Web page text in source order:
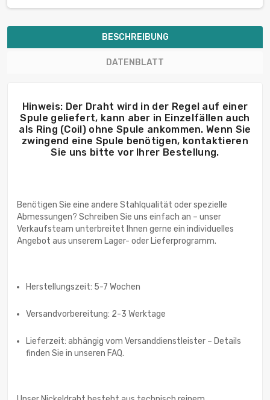
BESCHREIBUNG
DATENBLATT
Hinweis: Der Draht wird in der Regel auf einer
Spule geliefert, kann aber in Einzelfällen auch
als Ring (Coil) ohne Spule ankommen. Wenn Sie
zwingend eine Spule benötigen, kontaktieren
Sie uns bitte vor Ihrer Bestellung.
Benötigen Sie eine andere Stahlqualität oder spezielle
Abmessungen? Schreiben Sie uns einfach an – unser
Verkaufsteam unterbreitet Ihnen gerne ein individuelles
Angebot aus unserem Lager- oder Lieferprogramm.
Herstellungszeit: 5-7 Wochen
Versandvorbereitung: 2-3 Werktage
Lieferzeit: abhängig vom Versanddienstleister – Details
finden Sie in unseren FAQ.